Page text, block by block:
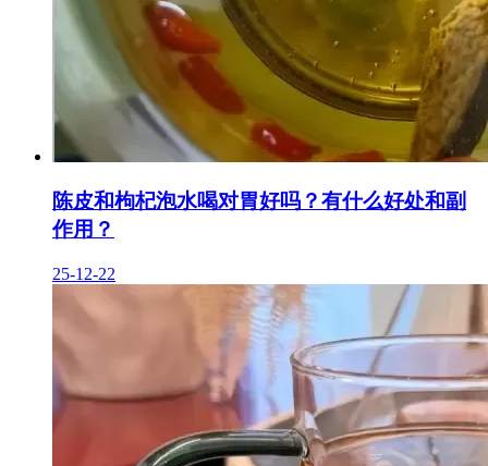
陈皮和枸杞泡水喝对胃好吗？有什么好处和副
作用？
25-12-22